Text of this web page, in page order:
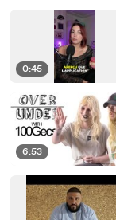
0:45
6:53